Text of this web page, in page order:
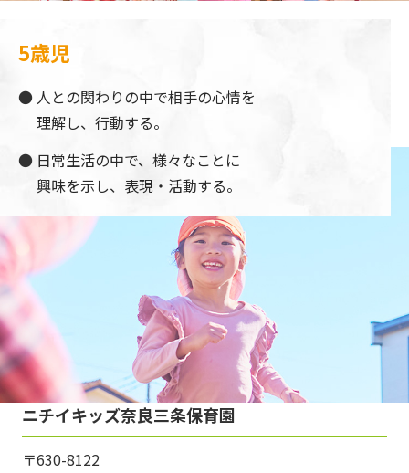
5歳児
人との関わりの中で相手の心情を
理解し、行動する。
日常生活の中で、様々なことに
興味を示し、表現・活動する。
ニチイキッズ奈良三条保育園
〒630-8122